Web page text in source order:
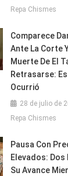
Repa Chismes
Comparece
Ante La Corte
Muerte De El
Retrasarse:
Ocurrió
28 de julio de
Repa Chismes
Pausa Con
Elevados: Dos
Su Avance